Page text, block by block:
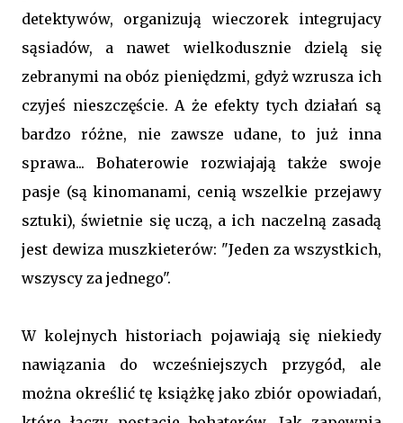
detektywów, organizują wieczorek integrujacy
sąsiadów, a nawet wielkodusznie dzielą się
zebranymi na obóz pieniędzmi, gdyż wzrusza ich
czyjeś nieszczęście. A że efekty tych działań są
bardzo różne, nie zawsze udane, to już inna
sprawa... Bohaterowie rozwiajają także swoje
pasje (są kinomanami, cenią wszelkie przejawy
sztuki), świetnie się uczą, a ich naczelną zasadą
jest dewiza muszkieterów: "Jeden za wszystkich,
wszyscy za jednego".
W kolejnych historiach pojawiają się niekiedy
nawiązania do wcześniejszych przygód, ale
można określić tę książkę jako zbiór opowiadań,